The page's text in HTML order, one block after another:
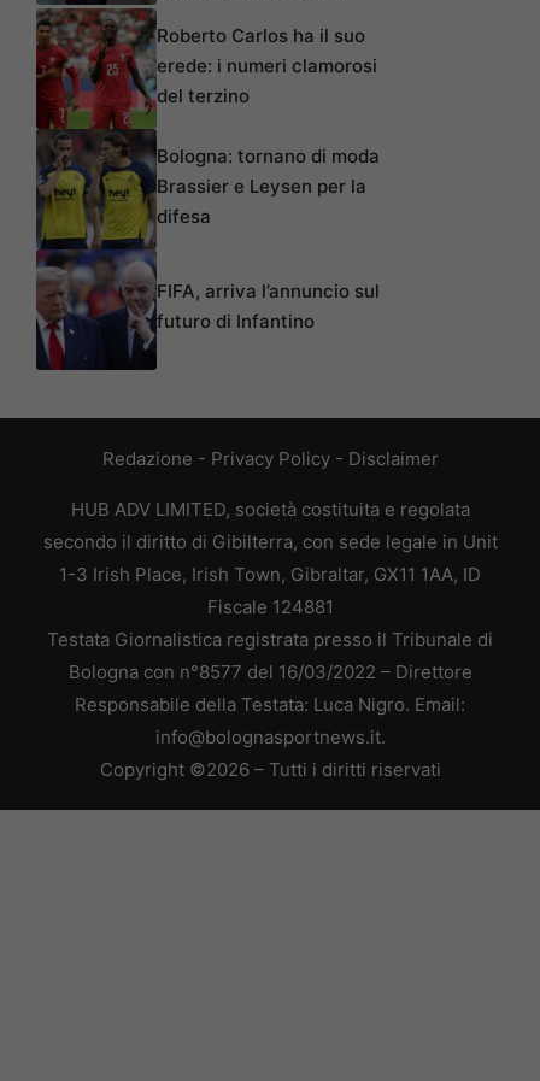
Roberto Carlos ha il suo
erede: i numeri clamorosi
del terzino
Bologna: tornano di moda
Brassier e Leysen per la
difesa
FIFA, arriva l’annuncio sul
futuro di Infantino
Redazione - Privacy Policy- Disclaimer
HUB ADV LIMITED, società costituita e regolata
secondo il diritto di Gibilterra, con sede legale in Unit
1-3 Irish Place, Irish Town, Gibraltar, GX11 1AA, ID
Fiscale 124881
Testata Giornalistica registrata presso il Tribunale di
Bologna con n°8577 del 16/03/2022 – Direttore
Responsabile della Testata: Luca Nigro. Email:
info@bolognasportnews.it.
Copyright ©2026 – Tutti i diritti riservati